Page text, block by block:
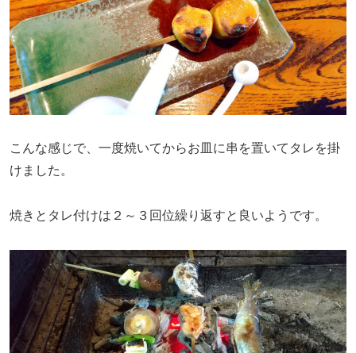
こんな感じで、一度焼いてからお皿に串を置いてタレを掛
けました。
焼きとタレ付けは２～３回位繰り返すと良いようです。